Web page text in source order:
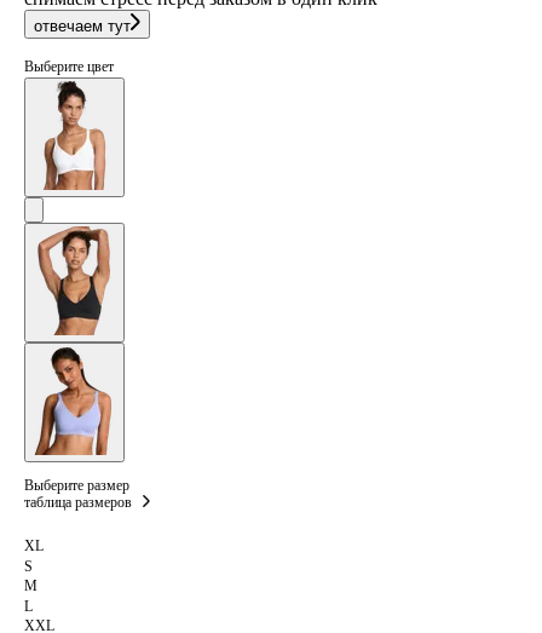
отвечаем тут
Выберите цвет
Выберите размер
таблица размеров
XL
S
M
L
XXL